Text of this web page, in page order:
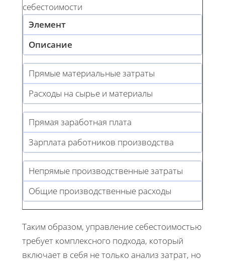
себестоимости
Элемент
Описание
Прямые материальные затраты
Расходы на сырье и материалы
Прямая заработная плата
Зарплата работников производства
Непрямые производственные затраты
Общие производственные расходы
Таким образом, управление себестоимостью
требует комплексного подхода, который
включает в себя не только анализ затрат, но